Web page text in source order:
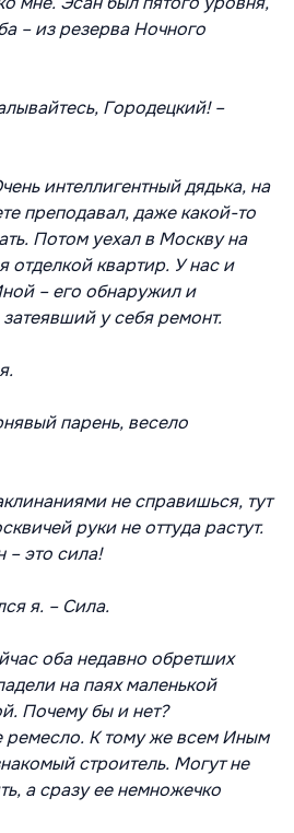
– из резерва Ночного
Городецкий! –
интеллигентный дядька, на
преподавал, даже какой-то
Потом уехал в Москву на
отделкой квартир. У нас и
– его обнаружил и
у себя ремонт.
парень, весело
не справишься, тут
руки не оттуда растут.
– это сила!
я. – Сила.
оба недавно обретших
на паях маленькой
Почему бы и нет?
ремесло. К тому же всем Иным
строитель. Могут не
а сразу ее немножечко